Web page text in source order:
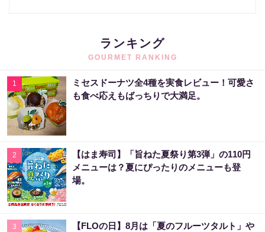
ランキング
GOURMET RANKING
1
ミセスドーナツ全4種を実食レビュー！可愛さ
も食べ応えもばっちりで大満足。
2
【はま寿司】「旨ねた夏祭り第3弾」の110円
メニューは？夏にぴったりのメニューも登
場。
3
【FLOの日】8月は「夏のフルーツタルト」や